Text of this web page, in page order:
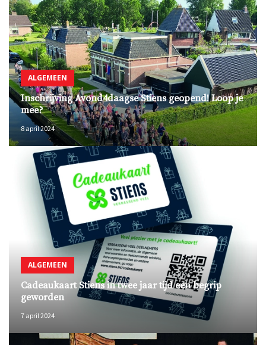
ALGEMEEN
Inschrijving Avond4daagse Stiens geopend! Loop je
mee?
8 april 2024
ALGEMEEN
Cadeaukaart Stiens in twee jaar tijd een begrip
geworden
7 april 2024